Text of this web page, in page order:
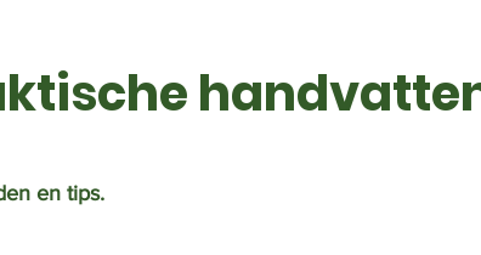
en tips.